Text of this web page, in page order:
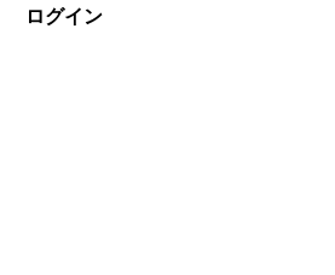
ログイン